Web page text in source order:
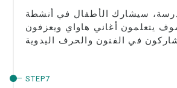
الاجازات
سيشارك الأطفال في أنشطة
يتعلمون أغاني هاواي ويعزفون